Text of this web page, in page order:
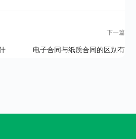
下一篇
电子合同与纸质合同的区别有